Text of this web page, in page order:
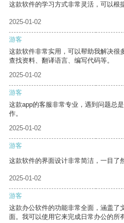
这款软件的学习方式非常灵活，可以根
2025-01-02
游客
这款软件非常实用，可以帮助我解决很
查找资料、翻译语言、编写代码等。
2025-01-02
游客
这款app的客服非常专业，遇到问题总
作。
2025-01-02
游客
这款软件的界面设计非常简洁，一目了
2025-01-02
游客
这款办公软件的功能非常全面，涵盖了
面。我可以使用它来完成日常办公的所